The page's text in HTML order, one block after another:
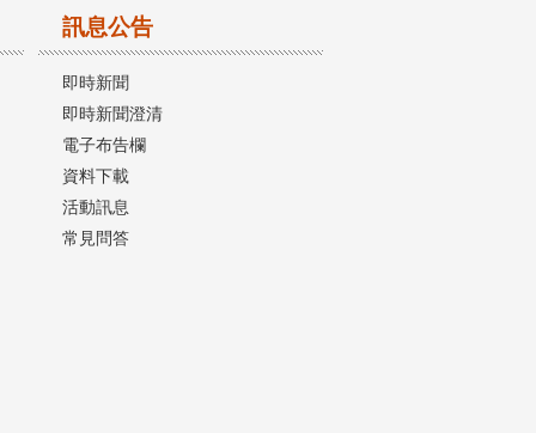
訊息公告
即時新聞
即時新聞澄清
電子布告欄
資料下載
活動訊息
常見問答